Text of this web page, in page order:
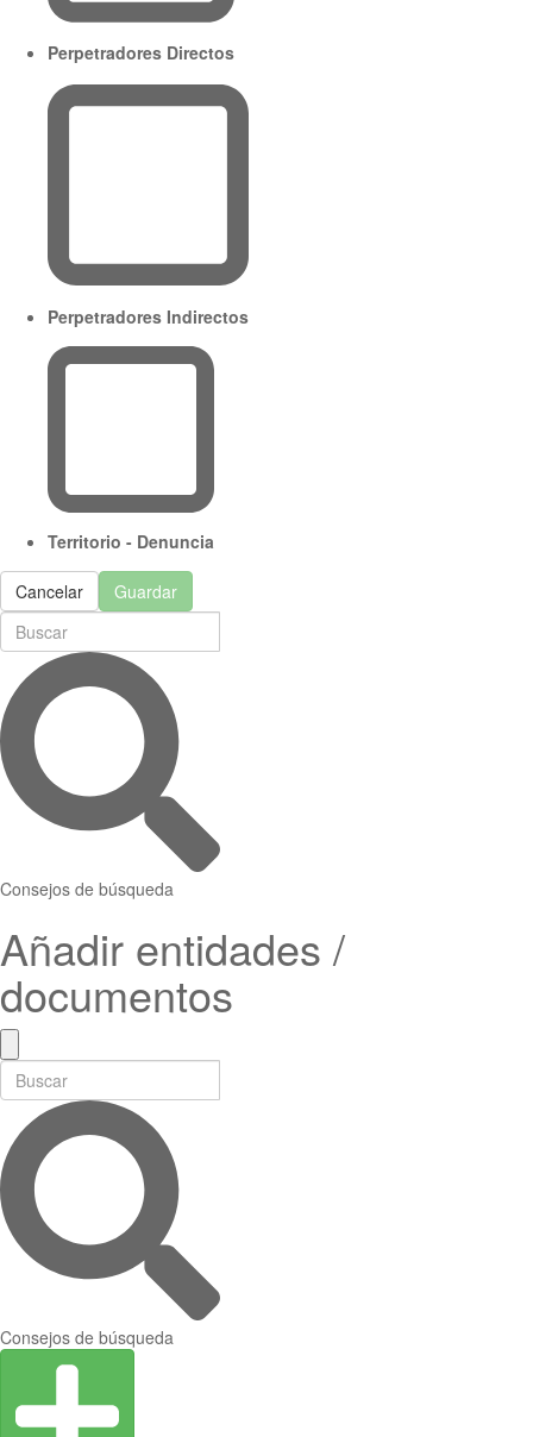
Perpetradores Directos
Perpetradores Indirectos
Territorio - Denuncia
Cancelar Guardar
Consejos de búsqueda
Añadir entidades /
documentos
Consejos de búsqueda